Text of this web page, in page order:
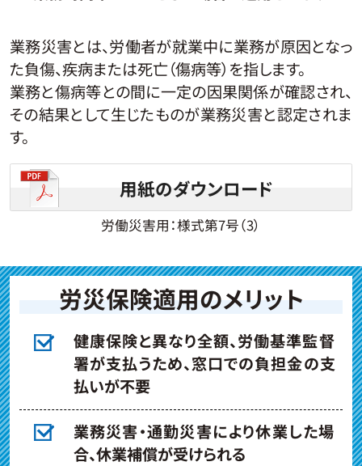
業務災害とは、労働者が就業中に業務が原因となっ
た負傷、疾病または死亡（傷病等）を指します。
業務と傷病等との間に一定の因果関係が確認され、
その結果として生じたものが業務災害と認定されま
す。
用紙のダウンロード
労働災害用：様式第7号（3）
労災保険適用のメリット
健康保険と異なり全額、労働基準監督
署が支払うため、窓口での負担金の支
払いが不要
業務災害・通勤災害により休業した場
合、休業補償が受けられる